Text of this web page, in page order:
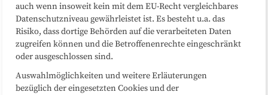
auch wenn insoweit kein mit dem EU-Recht vergleichbares
Datenschutzniveau gewährleistet ist. Es besteht u.a. das
Risiko, dass dortige Behörden auf die verarbeiteten Daten
zugreifen können und die Betroffenenrechte eingeschränkt
oder ausgeschlossen sind.
Auswahlmöglichkeiten und weitere Erläuterungen
bezüglich der eingesetzten Cookies und der